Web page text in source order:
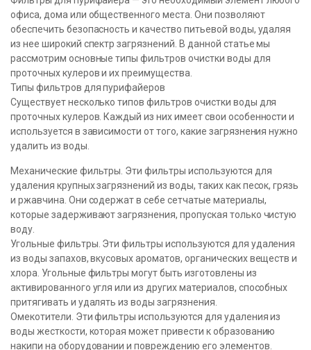
офиса, дома или общественного места. Они позволяют
обеспечить безопасность и качество питьевой воды, удаляя
из нее широкий спектр загрязнений. В данной статье мы
рассмотрим основные типы фильтров очистки воды для
проточных кулеров и их преимущества.
Типы фильтров для пурифайеров
Существует несколько типов фильтров очистки воды для
проточных кулеров. Каждый из них имеет свои особенности и
используется в зависимости от того, какие загрязнения нужно
удалить из воды.
Механические фильтры. Эти фильтры используются для
удаления крупных загрязнений из воды, таких как песок, грязь
и ржавчина. Они содержат в себе сетчатые материалы,
которые задерживают загрязнения, пропуская только чистую
воду.
Угольные фильтры. Эти фильтры используются для удаления
из воды запахов, вкусовых ароматов, органических веществ и
хлора. Угольные фильтры могут быть изготовлены из
активированного угля или из других материалов, способных
притягивать и удалять из воды загрязнения.
Омекотители. Эти фильтры используются для удаления из
воды жесткости, которая может привести к образованию
накипи на оборудовании и повреждению его элементов.